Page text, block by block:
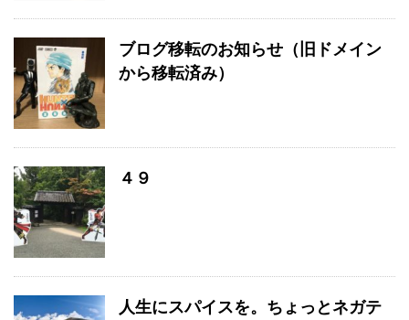
ブログ移転のお知らせ（旧ドメイン
から移転済み）
４９
人生にスパイスを。ちょっとネガテ